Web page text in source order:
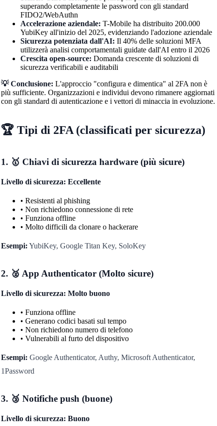
superando completamente le password con gli standard
FIDO2/WebAuthn
Accelerazione aziendale: T-Mobile ha distribuito 200.000
YubiKey all'inizio del 2025, evidenziando l'adozione aziendale
Sicurezza potenziata dall'AI: Il 40% delle soluzioni MFA
utilizzerà analisi comportamentali guidate dall'AI entro il 2026
Crescita open-source: Domanda crescente di soluzioni di
sicurezza verificabili e auditabili
💡 Conclusione: L'approccio "configura e dimentica" al 2FA non è
più sufficiente. Organizzazioni e individui devono rimanere aggiornati
con gli standard di autenticazione e i vettori di minaccia in evoluzione.
🏆 Tipi di 2FA (classificati per sicurezza)
1. 🥇 Chiavi di sicurezza hardware (più sicure)
Livello di sicurezza: Eccellente
• Resistenti al phishing
• Non richiedono connessione di rete
• Funziona offline
• Molto difficili da clonare o hackerare
Esempi: YubiKey, Google Titan Key, SoloKey
2. 🥈 App Authenticator (Molto sicure)
Livello di sicurezza: Molto buono
• Funziona offline
• Generano codici basati sul tempo
• Non richiedono numero di telefono
• Vulnerabili al furto del dispositivo
Esempi: Google Authenticator, Authy, Microsoft Authenticator,
1Password
3. 🥉 Notifiche push (buone)
Livello di sicurezza: Buono